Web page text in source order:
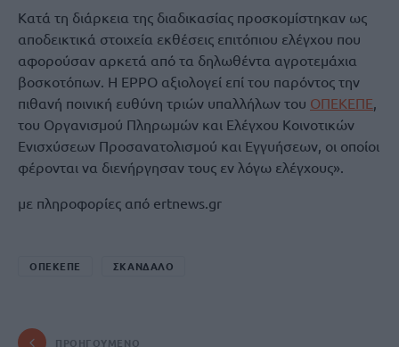
Κατά τη διάρκεια της διαδικασίας προσκομίστηκαν ως
αποδεικτικά στοιχεία εκθέσεις επιτόπιου ελέγχου που
αφορούσαν αρκετά από τα δηλωθέντα αγροτεμάχια
βοσκοτόπων. Η EPPO αξιολογεί επί του παρόντος την
πιθανή ποινική ευθύνη τριών υπαλλήλων του ΟΠΕΚΕΠΕ
του Οργανισμού Πληρωμών και Ελέγχου Κοινοτικών
Ενισχύσεων Προσανατολισμού και Εγγυήσεων, οι οποίοι
φέρονται να διενήργησαν τους εν λόγω ελέγχους».
με πληροφορίες από ertnews.gr
ΟΠΕΚΕΠΕ ΣΚΑΝΔΑΛΟ
ΠΡΟΗΓΟΎΜΕΝΟ